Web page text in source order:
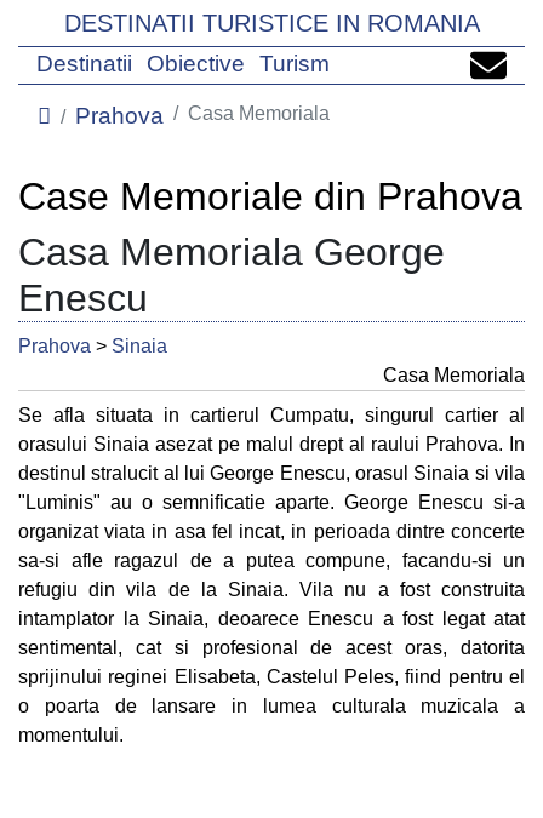
DESTINATII TURISTICE IN ROMANIA
Destinatii Obiective Turism
Prahova Casa Memoriala
Case Memoriale din Prahova
Casa Memoriala George
Enescu
Prahova > Sinaia
Casa Memoriala
Se afla situata in cartierul Cumpatu, singurul cartier al
orasului Sinaia asezat pe malul drept al raului Prahova. In
destinul stralucit al lui George Enescu, orasul Sinaia si vila
"Luminis" au o semnificatie aparte. George Enescu si-a
organizat viata in asa fel incat, in perioada dintre concerte
sa-si afle ragazul de a putea compune, facandu-si un
refugiu din vila de la Sinaia. Vila nu a fost construita
intamplator la Sinaia, deoarece Enescu a fost legat atat
sentimental, cat si profesional de acest oras, datorita
sprijinului reginei Elisabeta, Castelul Peles, fiind pentru el
o poarta de lansare in lumea culturala muzicala a
momentului.